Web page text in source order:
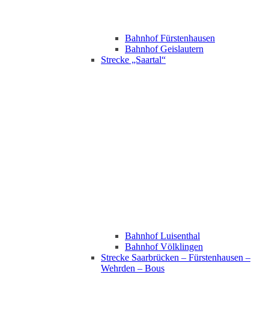
Bahnhof Fürstenhausen
Bahnhof Geislautern
Strecke „Saartal“
Bahnhof Luisenthal
Bahnhof Völklingen
Strecke Saarbrücken – Fürstenhausen –
Wehrden – Bous